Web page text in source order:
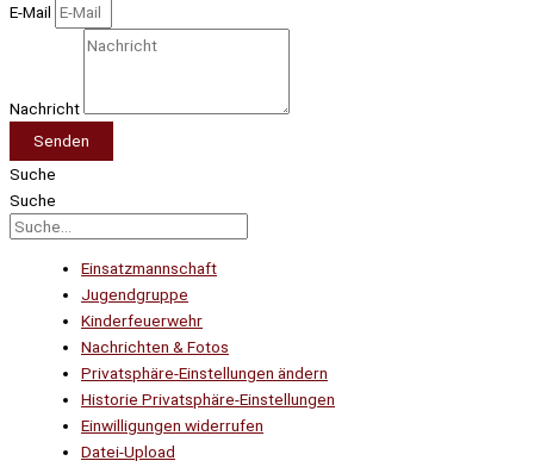
E-Mail
Nachricht
Senden
Suche
Suche
Einsatzmannschaft
Jugendgruppe
Kinderfeuerwehr
Nachrichten & Fotos
Privatsphäre-Einstellungen ändern
Historie Privatsphäre-Einstellungen
Einwilligungen widerrufen
Datei-Upload